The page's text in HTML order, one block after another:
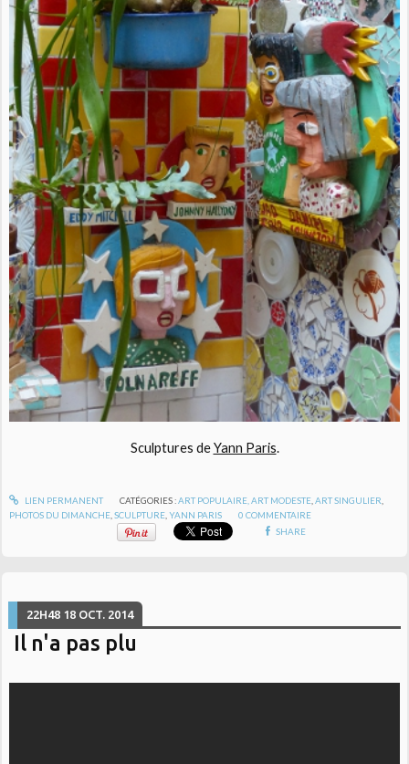
Sculptures deYann Paris.
LIEN PERMANENT CATÉGORIES :ART POPULAIRE, ART MODESTE, ART SINGULIER
PHOTOS DU DIMANCHE ,SCULPTURE ,YANN PARIS 0 COMMENTAIRE
SHARE
22H48 18 OCT. 2014
Il n'a pas plu